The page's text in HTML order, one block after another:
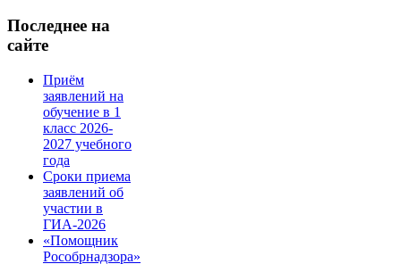
Последнее на
сайте
Приём
заявлений на
обучение в 1
класс 2026-
2027 учебного
года
Сроки приема
заявлений об
участии в
ГИА-2026
«Помощник
Рособрнадзора»